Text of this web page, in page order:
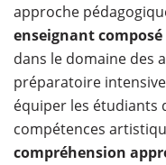
approche
enseignant
dans le domaine des
préparatoire
équiper les étudiants
compétences
compréhension